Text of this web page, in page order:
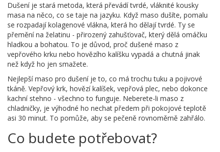
Dušení je stará metoda, která převádí tvrdé, vláknité kousky
masa na něco, co se taje na jazyku. Když maso dušíte, pomalu
se rozpadají kolagenové vlákna, která ho dělají tvrdé. Ty se
přemění na želatinu - přirozený zahušťovač, který dělá omáčku
hladkou a bohatou. To je důvod, proč dušené maso z
vepřového krku nebo hovězího kalíšku vypadá a chutná jinak
než když ho jen smažete.
Nejlepší maso pro dušení je to, co má trochu tuku a pojivové
tkáně. Vepřový krk, hovězí kalíšek, vepřová plec, nebo dokonce
kachní stehno - všechno to funguje. Neberete-li maso z
chladničky, je výhodné ho nechat předem při pokojové teplotě
asi 30 minut. To pomůže, aby se pečeně rovnoměrně zahřálo.
Co budete potřebovat?